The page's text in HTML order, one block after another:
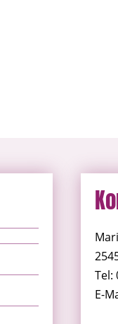
Tel:
E-